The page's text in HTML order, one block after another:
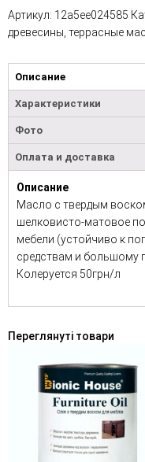
Артикул: 12a5ee024585
древесины, террасные
Описание
Характеристики
Фото
Оплата и доставка
Описание
Масло с твердым
шелковисто-матовое
мебели (устойчиво к
средствам и большому
Колеруется 50грн/л
Переглянуті товари